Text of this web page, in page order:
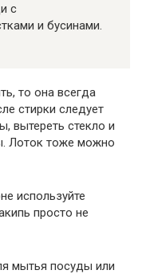
с
и бусинами.
то она всегда
стирки следует
вытереть стекло и
Лоток тоже можно
используйте
просто не
мытья посуды или